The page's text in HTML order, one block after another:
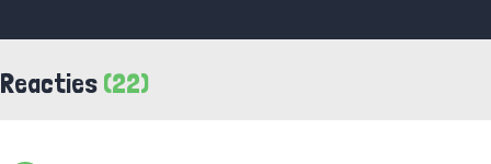
Reacties (22)